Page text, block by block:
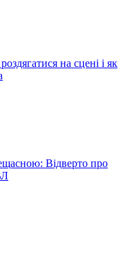
на сцені і як
Відверто про